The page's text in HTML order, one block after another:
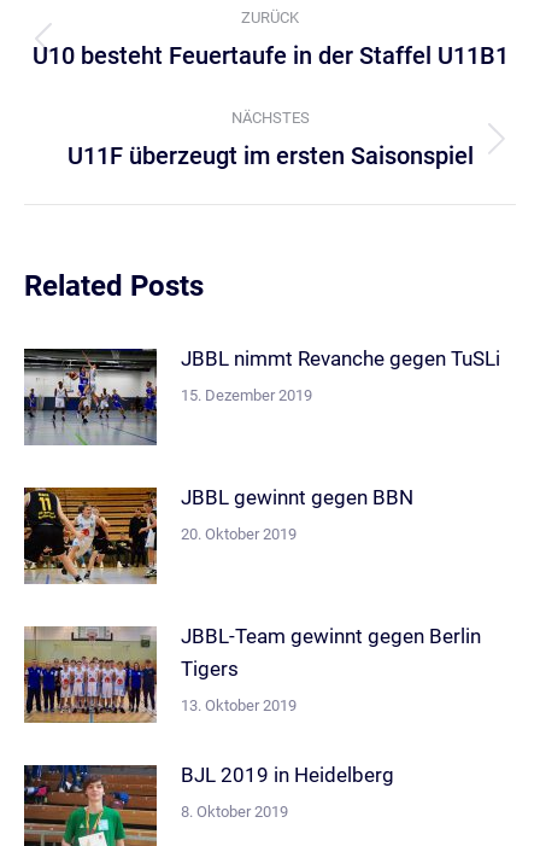
Kommentarnavigation
ZURÜCK
Vorheriger
U10 besteht Feuertaufe in der Staffel U11B1
NÄCHSTES
Nächster
U11F überzeugt im ersten Saisonspiel
Related Posts
JBBL nimmt Revanche gegen TuSLi
15. Dezember 2019
JBBL gewinnt gegen BBN
20. Oktober 2019
JBBL-Team gewinnt gegen Berlin
Tigers
13. Oktober 2019
BJL 2019 in Heidelberg
8. Oktober 2019